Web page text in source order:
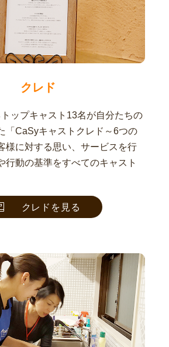
クレド
ップキャスト13名が自分たちの
「CaSyキャストクレド～6つの
様に対する思い、サービスを行
行動の基準をすべてのキャスト
クレドを見る